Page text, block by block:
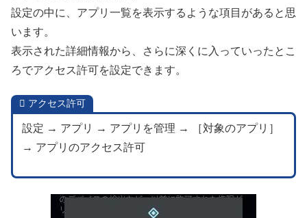
設定の中に、アプリ一覧を表示するような項目があると思
います。
表示された詳細情報から、さらに深くに入っていったとこ
ろでアクセス許可を設定できます。
アクセス許可
設定 → アプリ → アプリを管理 → ［対象のアプリ］
→ アプリのアクセス許可